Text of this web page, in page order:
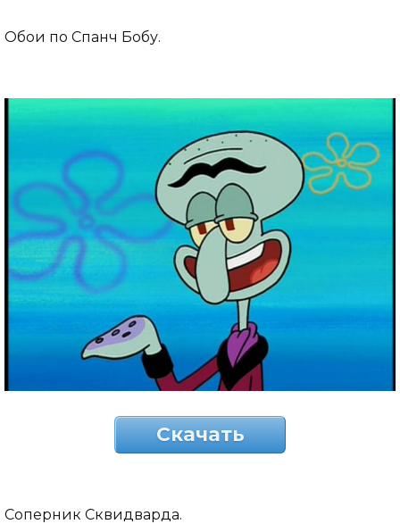
Обои по Спанч Бобу.
Скачать
Соперник Сквидварда.